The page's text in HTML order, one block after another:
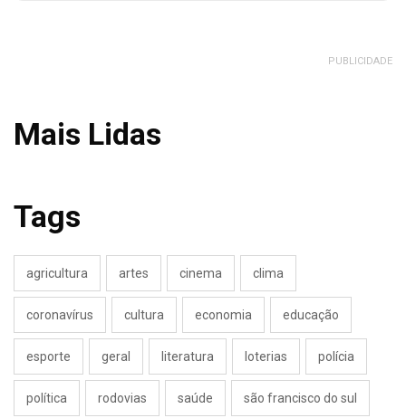
PUBLICIDADE
Mais Lidas
Tags
agricultura artes cinema clima
coronavírus cultura economia educação
esporte geral literatura loterias polícia
política rodovias saúde são francisco do sul